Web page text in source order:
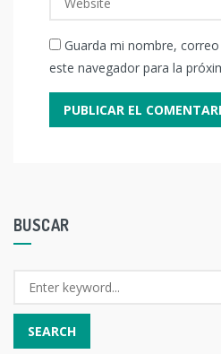
Guarda mi nombre,
este navegador para la
BUSCAR